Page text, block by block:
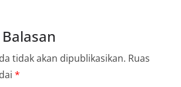
tidak akan dipublikasikan. Ruas
*